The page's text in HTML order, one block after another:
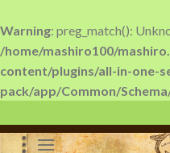
Warning: preg_match():
/home/mashiro100/
content/plugins/all-in-one-
pack/app/Common/
to